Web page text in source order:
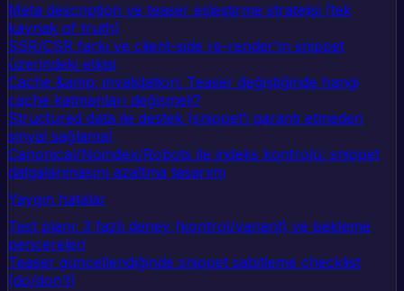
Meta description ve teaser eşleştirme stratejisi (tek
kaynak of truth)
SSR/CSR farkı ve client-side re-render’ın snippet
üzerindeki etkisi
Cache &amp; invalidation: Teaser değiştiğinde hangi
cache katmanları değişmeli?
Structured data ile destek (snippet’i garanti etmeden
sinyal sağlama)
Canonical/Noindex/Robots ile indeks kontrolü: snippet
dalgalanmasını azaltma tasarımı
Yaygın hatalar
Test planı: 3 fazlı deney (kontrol/variant) ve bekleme
pencereleri
Teaser güncellendiğinde snippet sabitleme checklist
(do/don’t)